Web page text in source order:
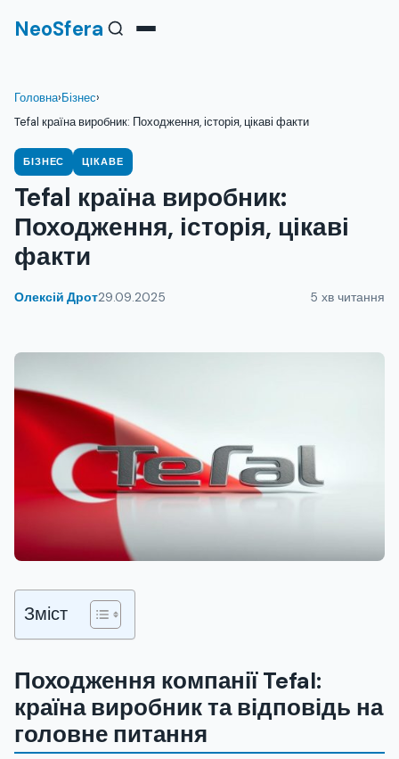
NeoSfera
Головна›Бізнес›
Tefal країна виробник: Походження, історія, цікаві факти
БІЗНЕС ЦІКАВЕ
Tefal країна виробник:
Походження, історія, цікаві
факти
Олексій Дрот29.09.2025 5 хв читання
Зміст
Походження компанії Tefal:
країна виробник та відповідь на
головне питання